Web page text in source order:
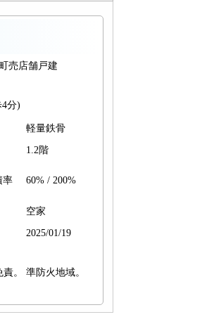
売店舗戸建
分)
軽量鉄骨
1.2階
率 60% / 200%
空家
2025/01/19
。 準防火地域。